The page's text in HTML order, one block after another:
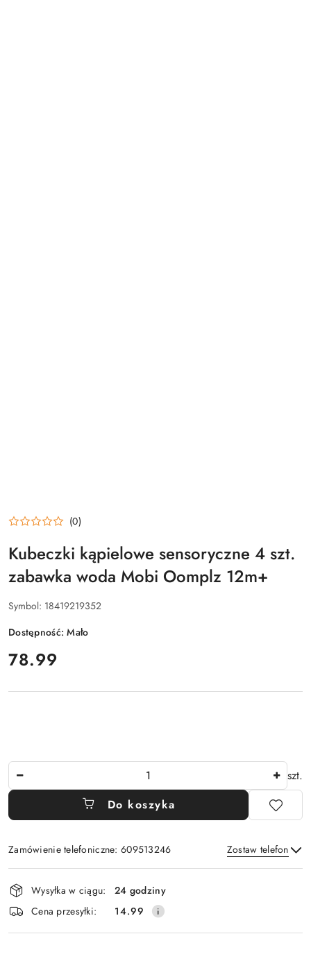
(0)
Kubeczki kąpielowe sensoryczne 4 szt.
zabawka woda Mobi Oomplz 12m+
Symbol: 18419219352
Dostępność:Mało
cena:
78.99
szt.
Do koszyka
Zamówienie telefoniczne: 609513246 Zostaw telefon
Wyślij
Dostępność
i
dostawa
Wysyłka w ciągu:
24 godziny
Cena przesyłki:
14.99